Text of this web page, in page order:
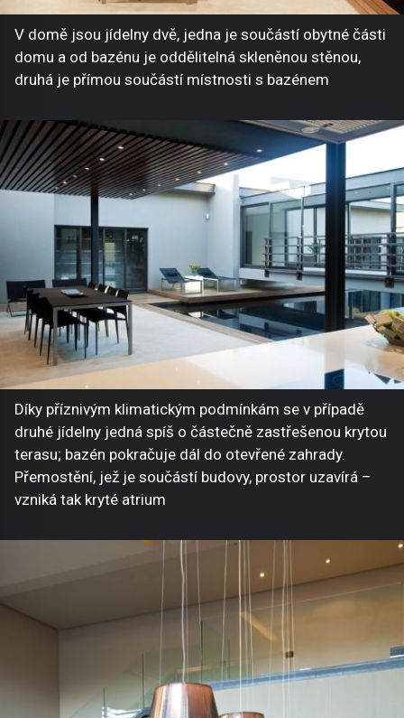
V domě jsou jídelny dvě, jedna je součástí obytné části
domu a od bazénu je oddělitelná skleněnou stěnou,
druhá je přímou součástí místnosti s bazénem
Díky příznivým klimatickým podmínkám se v případě
druhé jídelny jedná spíš o částečně zastřešenou krytou
terasu; bazén pokračuje dál do otevřené zahrady.
Přemostění, jež je součástí budovy, prostor uzavírá –
vzniká tak kryté atrium